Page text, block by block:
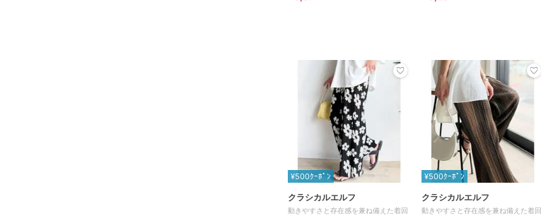
¥500ｸｰﾎﾟﾝ
クラシカルエルフ
動きやすさと存在感を兼ね備えた着回
¥500ｸｰﾎﾟﾝ
クラシカルエルフ
動きやすさと存在感を兼ね備えた着回